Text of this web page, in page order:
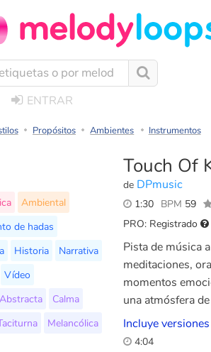
ENTRAR
Propósitos Ambientes Instrumentos
Touch Of
de DPmusic
1:30 BPM 59
PRO: Registrado
Ambiental
de hadas
Historia
Narrativa
Vídeo
Abstracta
Calma
Melancólica
Pista de música
meditaciones,
momentos
una atmósfera
Incluye
4:04